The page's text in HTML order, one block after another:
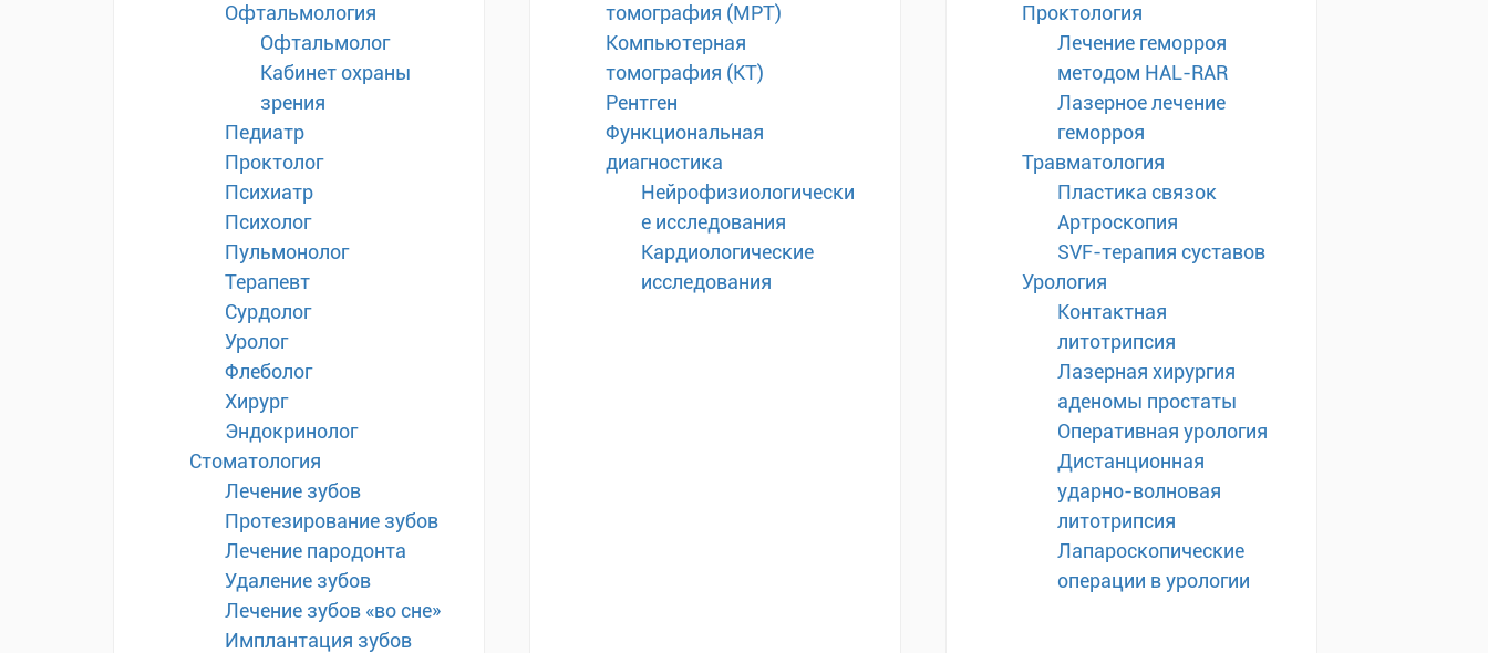
Офтальмология
Офтальмолог
Кабинет охраны
зрения
Педиатр
Проктолог
Психиатр
Психолог
Пульмонолог
Терапевт
Сурдолог
Уролог
Флеболог
Хирург
Эндокринолог
Стоматология
Лечение зубов
Протезирование зубов
Лечение пародонта
Удаление зубов
Лечение зубов «во сне»
Имплантация зубов
томография (МРТ)
Компьютерная
томография (КТ)
Рентген
Функциональная
диагностика
Нейрофизиологически
е исследования
Кардиологические
исследования
Проктология
Лечение геморроя
методом HAL-RAR
Лазерное лечение
геморроя
Травматология
Пластика связок
Артроскопия
SVF-терапия суставов
Урология
Контактная
литотрипсия
Лазерная хирургия
аденомы простаты
Оперативная урология
Дистанционная
ударно-волновая
литотрипсия
Лапароскопические
операции в урологии